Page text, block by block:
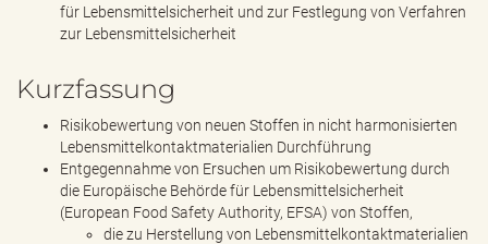
für Lebensmittelsicherheit und zur Festlegung von Verfahren
zur Lebensmittelsicherheit
Kurzfassung
Risikobewertung von neuen Stoffen in nicht harmonisierten
Lebensmittelkontaktmaterialien Durchführung
Entgegennahme von Ersuchen um Risikobewertung durch
die Europäische Behörde für Lebensmittelsicherheit
(European Food Safety Authority, EFSA) von Stoffen,
die zu Herstellung von Lebensmittelkontaktmaterialien